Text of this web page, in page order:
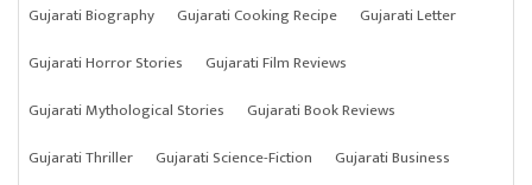
Gujarati Biography
Gujarati Cooking Recipe
Gujarati Letter
Gujarati Horror Stories
Gujarati Film Reviews
Gujarati Mythological Stories
Gujarati Book Reviews
Gujarati Thriller
Gujarati Science-Fiction Gujarati Business